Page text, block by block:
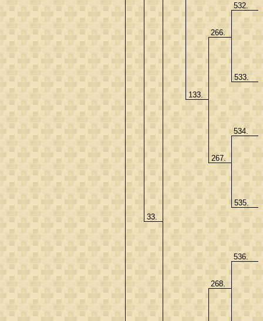
33.
133.
266.
532.
533.
267.
534.
535.
268.
536.